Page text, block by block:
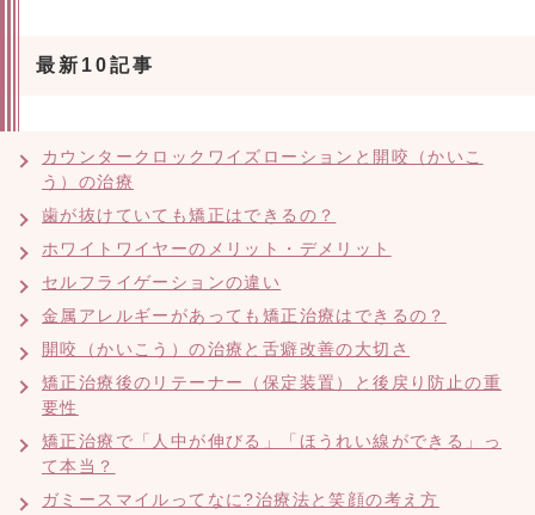
最新10記事
カウンタークロックワイズローションと開咬（かいこ
う）の治療
歯が抜けていても矯正はできるの？
ホワイトワイヤーのメリット・デメリット
セルフライゲーションの違い
金属アレルギーがあっても矯正治療はできるの？
開咬（かいこう）の治療と舌癖改善の大切さ
矯正治療後のリテーナー（保定装置）と後戻り防止の重
要性
矯正治療で「人中が伸びる」「ほうれい線ができる」っ
て本当？
ガミースマイルってなに?治療法と笑顔の考え方